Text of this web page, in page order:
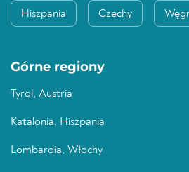
Hiszpania Czechy
Górne regiony
Tyrol, Austria
Katalonia, Hiszpania
Lombardia, Włochy